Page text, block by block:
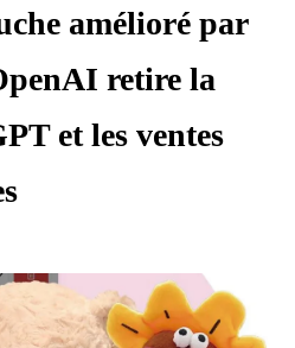
amélioré par
retire la
et les ventes